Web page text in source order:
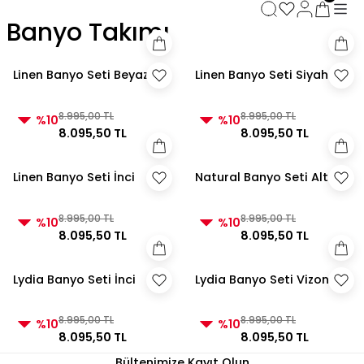
3000 TL ve Üzeri Alışverişlerde Kargo Bedava! 2
3000 TL ve Üzeri Alışverişlerde Kargo Bedava!
3000 TL ve Üzeri Alışverişlerde Kargo Bedava!
Banyo Takımı
Linen Banyo Seti Beyaz
%108.995,00 TL
8.095,50 TL
Linen Banyo Seti Siyah
%108.995,00 TL
8.095,50 TL
Linen Banyo Seti İnci
%108.995,00 TL
8.095,50 TL
Natural Banyo Seti Altın
%108.995,00 TL
8.095,50 TL
Lydia Banyo Seti İnci
%108.995,00 TL
8.095,50 TL
Lydia Banyo Seti Vizon
%108.995,00 TL
8.095,50 TL